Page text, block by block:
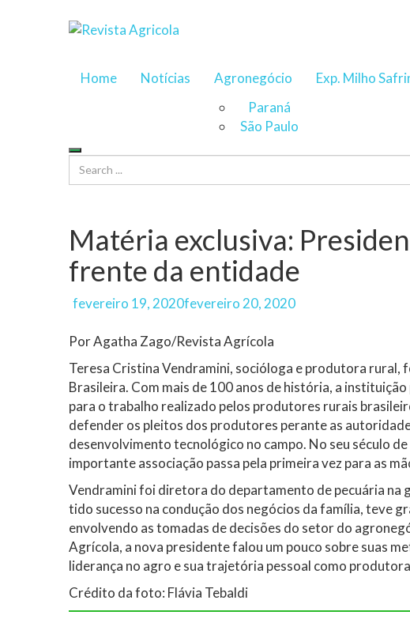
Home Notícias
Agronegócio
Paraná
São Paulo
Exp. Milho
Matéria exclusiva:
frente da entidade
Author
Posted
fevereiro 19, 2020fevereiro 20, 2020
Por Agatha Zago/Revista Agrícola
Teresa Cristina Vendramini, socióloga e produtora rural,
Brasileira. Com mais de 100 anos de história, a
para o trabalho realizado pelos produtores rurais
defender os pleitos dos produtores perante as
desenvolvimento tecnológico no campo. No seu século
importante associação passa pela primeira vez para as
Vendramini foi diretora do departamento de pecuária na
tido sucesso na condução dos negócios da família, teve
envolvendo as tomadas de decisões do setor do
Agrícola, a nova presidente falou um pouco sobre suas
liderança no agro e sua trajetória pessoal como
Crédito da foto: Flávia Tebaldi